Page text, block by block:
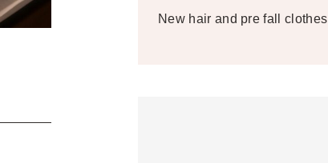
New hair and pre fall clothes